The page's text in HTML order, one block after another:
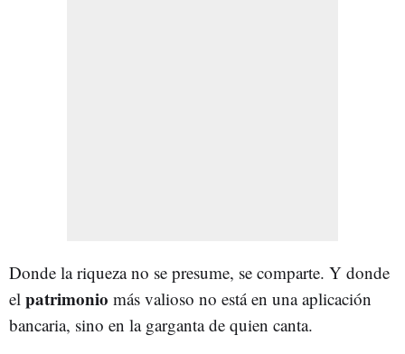
Donde la riqueza no se presume, se comparte. Y donde
el patrimonio más valioso no está en una aplicación
bancaria, sino en la garganta de quien canta.